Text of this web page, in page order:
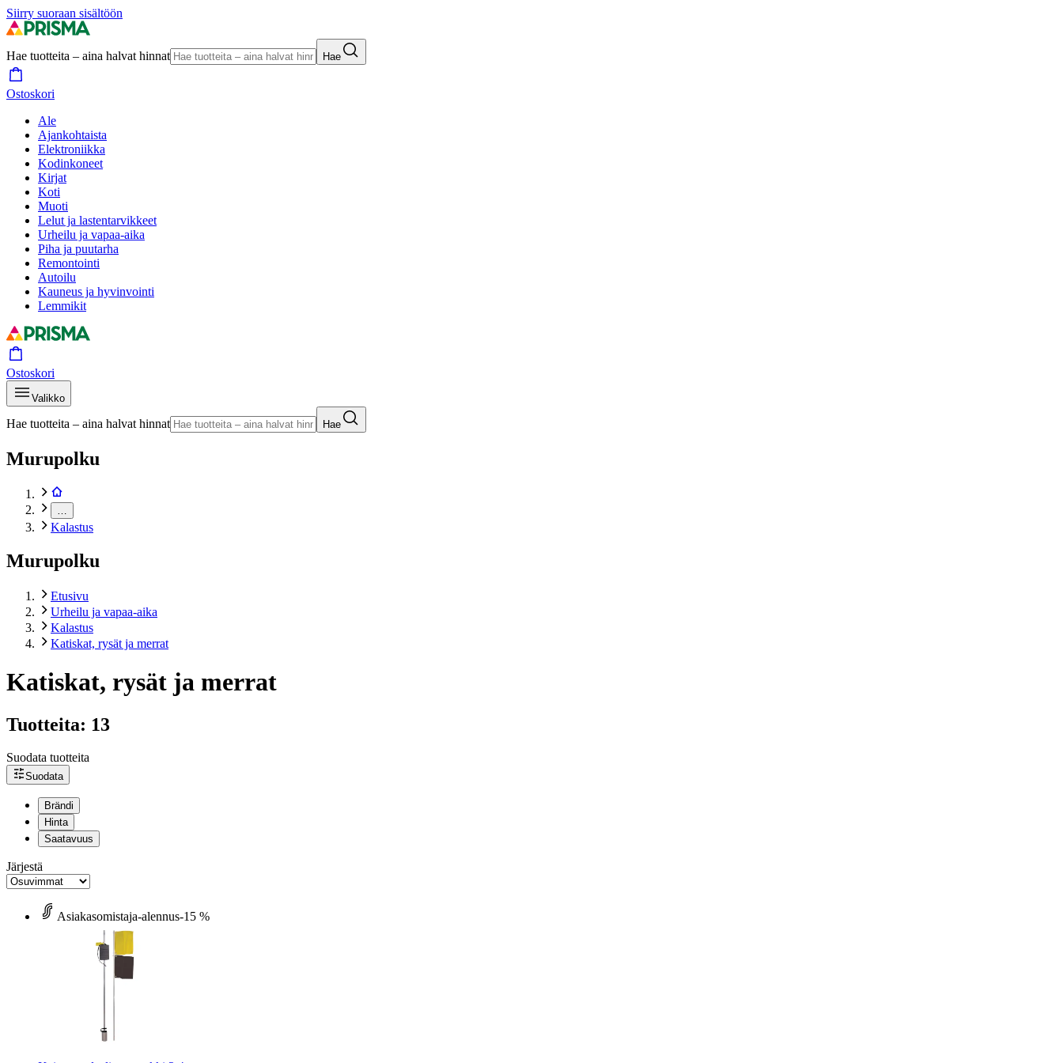
Siirry suoraan sisältöön
Hae tuotteita – aina halvat hinnat Hae
Ostoskori
Ale
Ajankohtaista
Elektroniikka
Kodinkoneet
Kirjat
Koti
Muoti
Lelut ja lastentarvikkeet
Urheilu ja vapaa-aika
Piha ja puutarha
Remontointi
Autoilu
Kauneus ja hyvinvointi
Lemmikit
Ostoskori
Valikko
Hae tuotteita – aina halvat hinnat Hae
Murupolku
Kalastus
Murupolku
Etusivu
Urheilu ja vapaa-aika
Kalastus
Katiskat, rysät ja merrat
Katiskat, rysät ja merrat
Tuotteita: 13
Suodata tuotteita
Suodata
Brändi
Hinta
Saatavuus
Järjestä
Asiakasomistaja-alennus-15 %